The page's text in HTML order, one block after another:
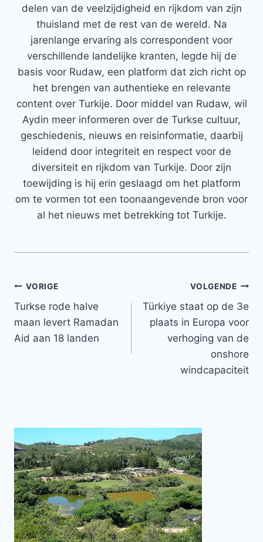
delen van de veelzijdigheid en rijkdom van zijn
thuisland met de rest van de wereld. Na
jarenlange ervaring als correspondent voor
verschillende landelijke kranten, legde hij de
basis voor Rudaw, een platform dat zich richt op
het brengen van authentieke en relevante
content over Turkije. Door middel van Rudaw, wil
Aydin meer informeren over de Turkse cultuur,
geschiedenis, nieuws en reisinformatie, daarbij
leidend door integriteit en respect voor de
diversiteit en rijkdom van Turkije. Door zijn
toewijding is hij erin geslaagd om het platform
om te vormen tot een toonaangevende bron voor
al het nieuws met betrekking tot Turkije.
Bericht
navigatie
VORIGE
Turkse rode halve
maan levert Ramadan
Aid aan 18 landen
VOLGENDE
Türkiye staat op de 3e
plaats in Europa voor
verhoging van de
onshore
windcapaciteit